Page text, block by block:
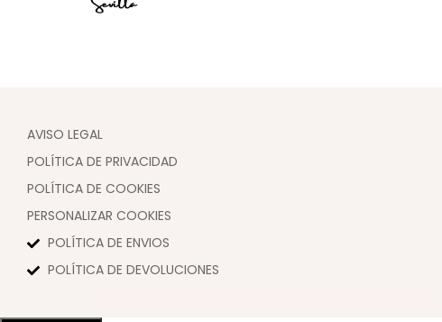
AVISO LEGAL
POLÍTICA DE PRIVACIDAD
POLÍTICA DE COOKIES
PERSONALIZAR COOKIES
POLÍTICA DE ENVIOS
POLÍTICA DE DEVOLUCIONES